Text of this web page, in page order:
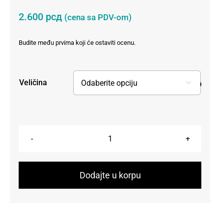
2.600 рсд (cena sa PDV-om)
Budite među prvima koji će ostaviti ocenu.
Veličina 
Muški
deo
Dodajte u korpu